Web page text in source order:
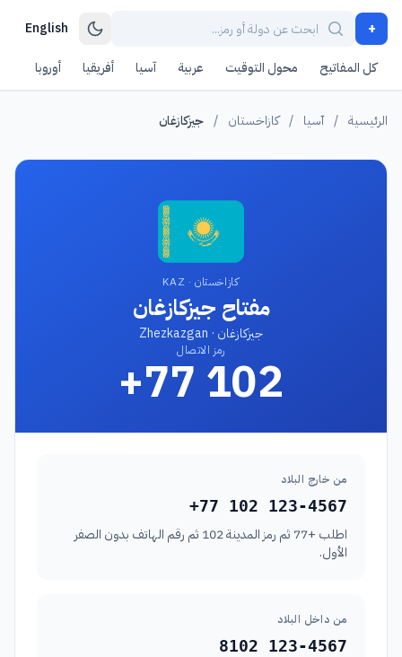
+
English
كل المفاتيح محول التوقيت عربية آسيا أفريقيا أوروبا
الرئيسية / آسيا / كازاخستان / جيزكازغان
كازاخستان · KAZ
مفتاح جيزكازغان
جيزكازغان · Zhezkazgan
رمز الاتصال
+77 102
من خارج البلاد
+77 102 123-4567
اطلب +77 ثم رمز المدينة 102 ثم رقم الهاتف بدون الصفر
الأول.
من داخل البلاد
8102 123-4567